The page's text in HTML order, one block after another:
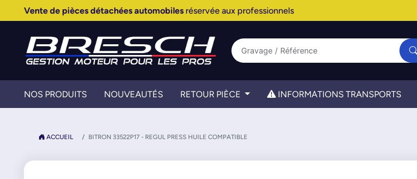
Vente de pièces détachées automobilesréservée aux professionnels
NOS PRODUITS NOUVEAUTÉS RETOUR PIÈCE INFORMATIONS TRANSPORTS
ACCUEIL BITRON 33522P17 - REGUL PRESS HUILE COMPATIBLE